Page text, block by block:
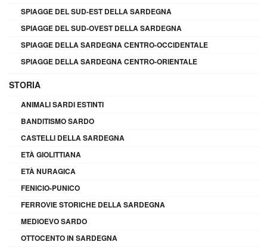
SPIAGGE DEL SUD-EST DELLA SARDEGNA
SPIAGGE DEL SUD-OVEST DELLA SARDEGNA
SPIAGGE DELLA SARDEGNA CENTRO-OCCIDENTALE
SPIAGGE DELLA SARDEGNA CENTRO-ORIENTALE
STORIA
ANIMALI SARDI ESTINTI
BANDITISMO SARDO
CASTELLI DELLA SARDEGNA
ETÀ GIOLITTIANA
ETÀ NURAGICA
FENICIO-PUNICO
FERROVIE STORICHE DELLA SARDEGNA
MEDIOEVO SARDO
OTTOCENTO IN SARDEGNA